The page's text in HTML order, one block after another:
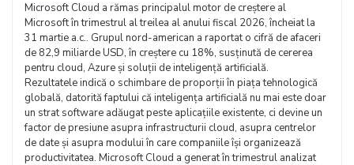
Microsoft Cloud a rămas principalul motor de creștere al
Microsoft în trimestrul al treilea al anului fiscal 2026, încheiat la
31 martie a.c.. Grupul nord-american a raportat o cifră de afaceri
de 82,9 miliarde USD, în creștere cu 18%, susținută de cererea
pentru cloud, Azure și soluții de inteligență artificială.
Rezultatele indică o schimbare de proporții în piața tehnologică
globală, datorită faptului că inteligența artificială nu mai este doar
un strat software adăugat peste aplicațiile existente, ci devine un
factor de presiune asupra infrastructurii cloud, asupra centrelor
de date și asupra modului în care companiile își organizează
productivitatea. Microsoft Cloud a generat în trimestrul analizat